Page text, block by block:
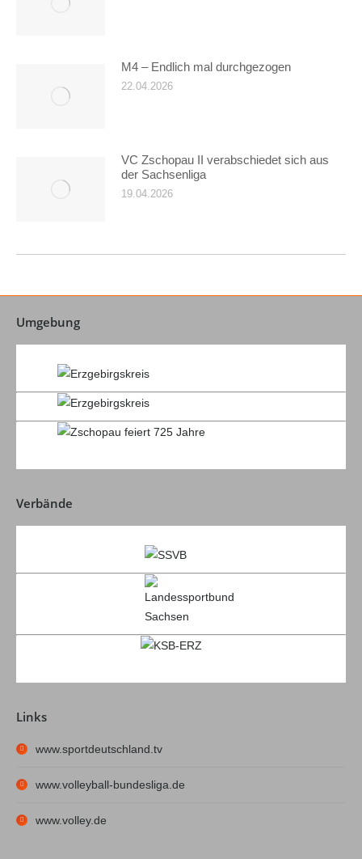
M4 – Endlich mal durchgezogen
22.04.2026
VC Zschopau II verabschiedet sich aus
der Sachsenliga
19.04.2026
Umgebung
Verbände
Links
www.sportdeutschland.tv
www.volleyball-bundesliga.de
www.volley.de